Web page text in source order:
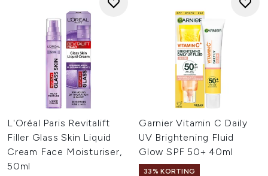
L'Oréal Paris Revitalift
Filler Glass Skin Liquid
Cream Face Moisturiser,
50ml
Garnier Vitamin C Daily
UV Brightening Fluid
Glow SPF 50+ 40ml
33% KORTING